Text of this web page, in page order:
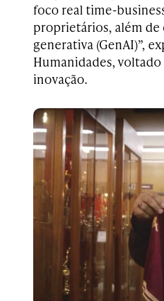
foco real time-
proprietários, além
generativa (GenAI)”,
Humanidades,
inovação.